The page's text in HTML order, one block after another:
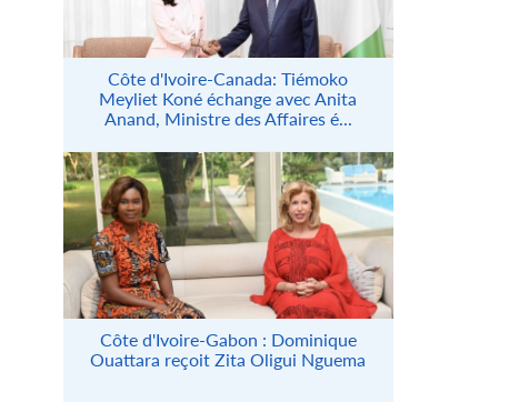
Côte d'Ivoire-Canada: Tiémoko
Meyliet Koné échange avec Anita
Anand, Ministre des Affaires é...
Côte d'Ivoire-Gabon : Dominique
Ouattara reçoit Zita Oligui Nguema